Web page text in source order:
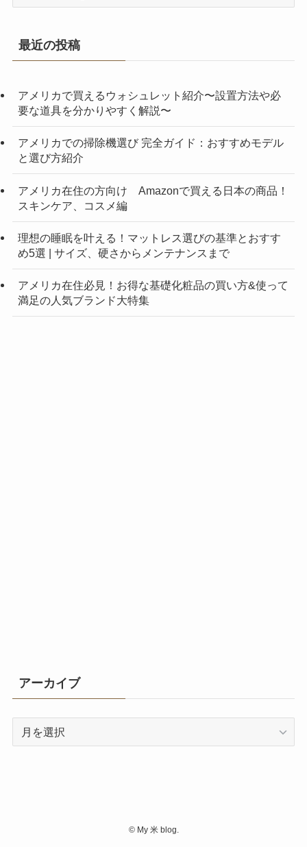
リ
最近の投稿
アメリカで買えるウォシュレット紹介〜設置方法や必
要な道具を分かりやすく解説〜
アメリカでの掃除機選び 完全ガイド：おすすめモデル
と選び方紹介
アメリカ在住の方向け Amazonで買える日本の商品！
スキンケア、コスメ編
理想の睡眠を叶える！マットレス選びの基準とおすす
め5選 | サイズ、硬さからメンテナンスまで
アメリカ在住必見！お得な基礎化粧品の買い方&使って
満足の人気ブランド大特集
アーカイブ
©My 米 blog.